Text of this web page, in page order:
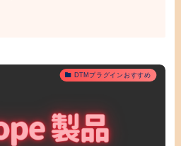
DTMプラグインおすすめ